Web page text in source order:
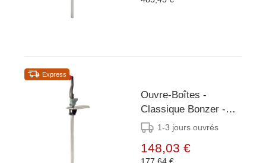
Express
Ouvre-Boîtes -
Classique Bonzer -
Lame Amovible -
1-3 jours ouvrés
148,03 €